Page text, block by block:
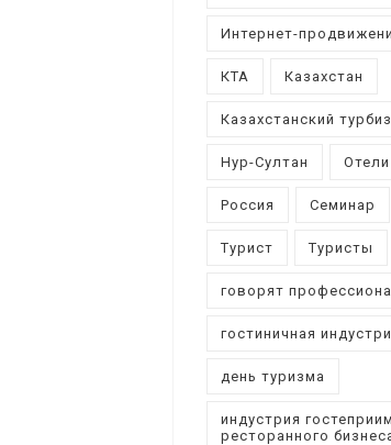
Интернет-
КТА Казахстан
Казахстанский
Нур-Султан Отели
Россия Семинар
Турист Туристы
говорят
гостиничная
день туризма
индустрия
ресторанного